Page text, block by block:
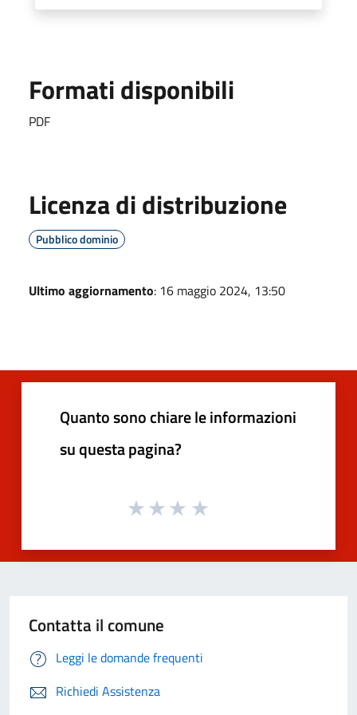
Formati disponibili
PDF
Licenza di distribuzione
Pubblico dominio
Ultimo aggiornamento: 16 maggio 2024, 13:50
Quanto sono chiare le informazioni
su questa pagina?
Contatta il comune
Leggi le domande frequenti
Richiedi Assistenza